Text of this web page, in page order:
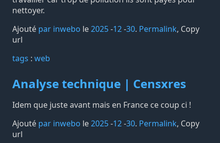
nettoyer.
Ajouté par inwebo le2025-12-30. Permalink, Copy
url
tags️ : web
Analyse technique | Censxres
Idem que juste avant mais en France ce coup ci !
Ajouté par inwebo le2025-12-30. Permalink, Copy
url